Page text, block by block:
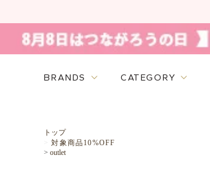
BRANDS CATEGORY
トップ
> 対象商品10%OFF
> outlet